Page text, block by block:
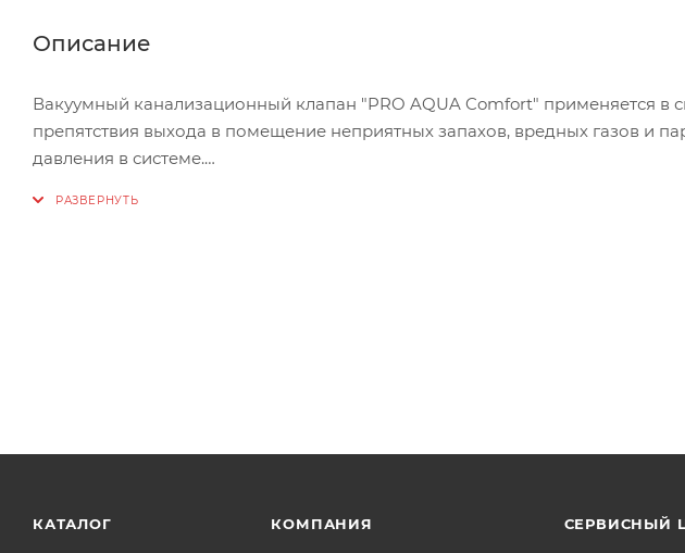
Описание
Вакуумный канализационный клапан "PRO AQUA Comfort" применяется в
препятствия выхода в помещение неприятных запахов, вредных газов и
давления в системе.
КАТАЛОГ КОМПАНИЯ СЕРВИСНЫЙ